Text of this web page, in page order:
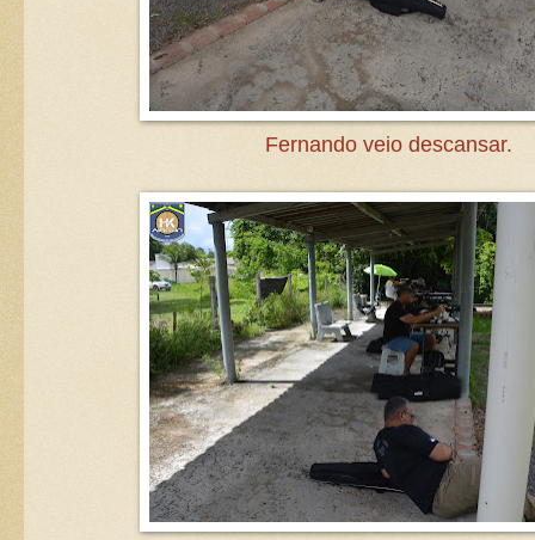
Fernando veio descansar.